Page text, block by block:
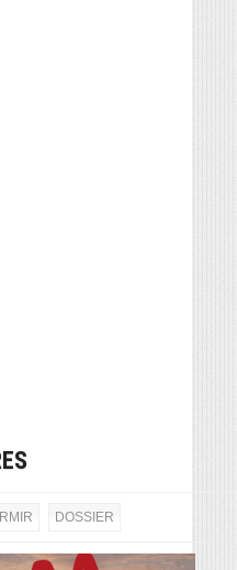
DOSSIER